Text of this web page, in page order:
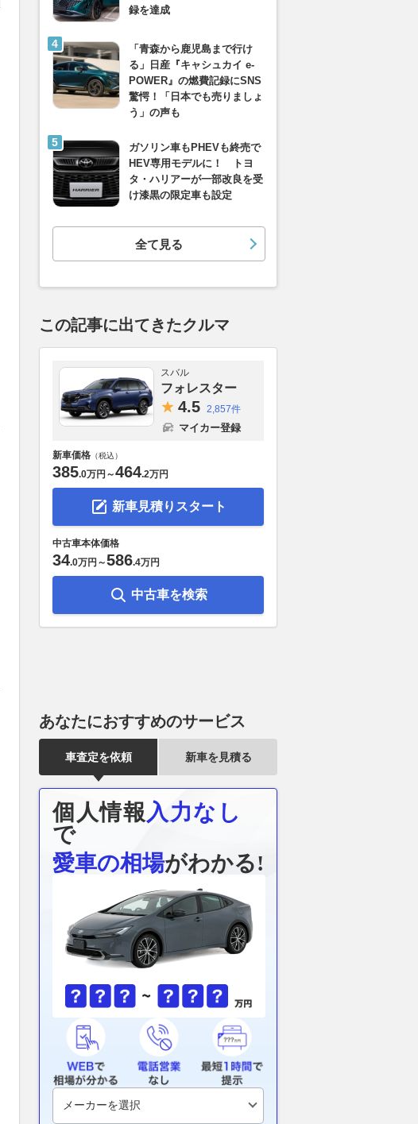
録を達成
「青森から鹿児島まで行け
る」日産『キャシュカイ e-
POWER』の燃費記録にSNS
驚愕！「日本でも売りましょ
う」の声も
ガソリン車もPHEVも終売で
HEV専用モデルに！ トヨ
タ・ハリアーが一部改良を受
け漆黒の限定車も設定
全て見る
この記事に出てきたクルマ
スバル
フォレスター
4.5 2,857件
マイカー登録
新車価格 （税込）
385.0万円 ～464.2万円
新車見積りスタート
中古車本体価格
34.0万円 ～586.4万円
中古車を検索
あなたにおすすめのサービス
車査定を依頼 新車を見積る
個人情報 入力なし
で
愛車の相場がわかる!